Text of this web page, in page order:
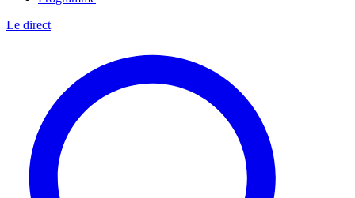
Le direct